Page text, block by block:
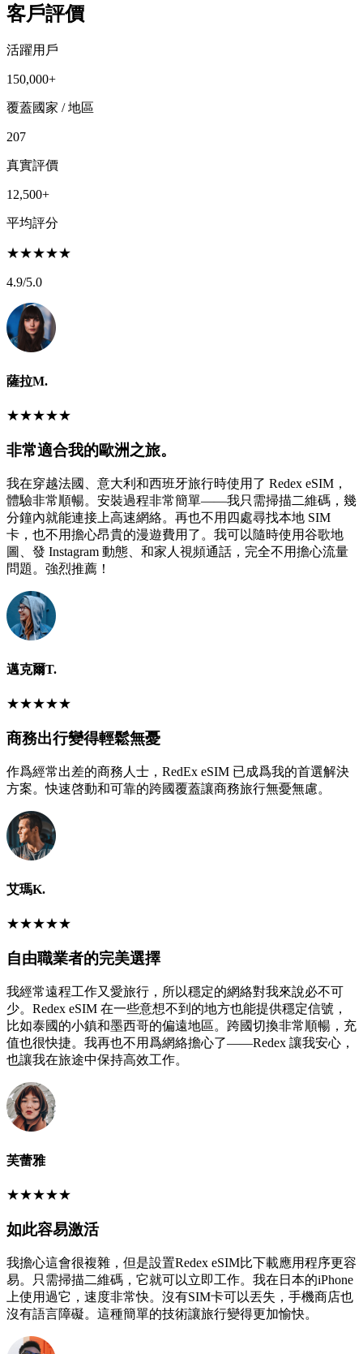
客戶評價
活躍用戶
150,000+
覆蓋國家 / 地區
207
真實評價
12,500+
平均評分
★★★★★
4.9/5.0
薩拉M.
★★★★★
非常適合我的歐洲之旅。
我在穿越法國、意大利和西班牙旅行時使用了 Redex eSIM，
體驗非常順暢。安裝過程非常簡單——我只需掃描二維碼，幾
分鐘內就能連接上高速網絡。再也不用四處尋找本地 SIM
卡，也不用擔心昂貴的漫遊費用了。我可以隨時使用谷歌地
圖、發 Instagram 動態、和家人視頻通話，完全不用擔心流量
問題。強烈推薦！
邁克爾T.
★★★★★
商務出行變得輕鬆無憂
作爲經常出差的商務人士，RedEx eSIM 已成爲我的首選解決
方案。快速啓動和可靠的跨國覆蓋讓商務旅行無憂無慮。
艾瑪K.
★★★★★
自由職業者的完美選擇
我經常遠程工作又愛旅行，所以穩定的網絡對我來說必不可
少。Redex eSIM 在一些意想不到的地方也能提供穩定信號，
比如泰國的小鎮和墨西哥的偏遠地區。跨國切換非常順暢，充
值也很快捷。我再也不用爲網絡擔心了——Redex 讓我安心，
也讓我在旅途中保持高效工作。
芙蕾雅
★★★★★
如此容易激活
我擔心這會很複雜，但是設置Redex eSIM比下載應用程序更容
易。只需掃描二維碼，它就可以立即工作。我在日本的iPhone
上使用過它，速度非常快。沒有SIM卡可以丟失，手機商店也
沒有語言障礙。這種簡單的技術讓旅行變得更加愉快。